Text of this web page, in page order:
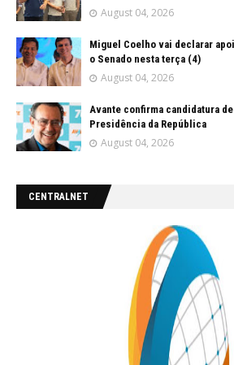
August 04, 2026
Miguel Coelho vai declarar
o Senado nesta terça (4)
August 04, 2026
Avante confirma candidatura
Presidência da República
August 04, 2026
CENTRALNET